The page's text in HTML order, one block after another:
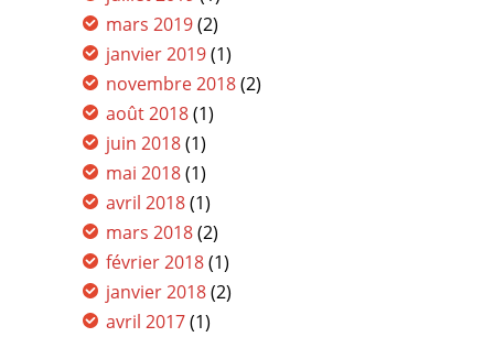
mars 2019(2)
janvier 2019(1)
novembre 2018(2)
août 2018(1)
juin 2018(1)
mai 2018(1)
avril 2018(1)
mars 2018(2)
février 2018(1)
janvier 2018(2)
avril 2017(1)